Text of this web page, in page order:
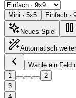
Mini · 5x5 Einfach ·
Neues Spiel
Automatisch weiter
Wähle ein Feld
1
2
3